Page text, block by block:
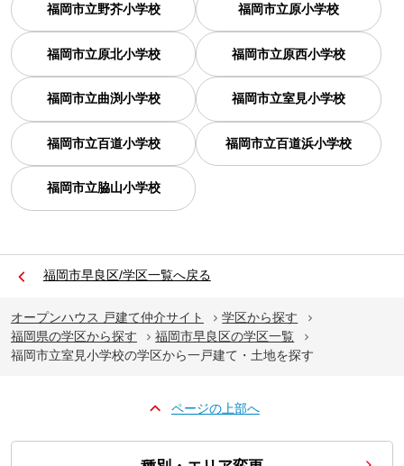
福岡市立野芥小学校 福岡市立原小学校
福岡市立原北小学校 福岡市立原西小学校
福岡市立曲渕小学校 福岡市立室見小学校
福岡市立百道小学校 福岡市立百道浜小学校
福岡市立脇山小学校
福岡市早良区/学区一覧へ戻る
オープンハウス 戸建て仲介サイト
学区から探す
福岡県の学区から探す
福岡市早良区の学区一覧
福岡市立室見小学校の学区から一戸建て・土地を探す
ページの上部へ